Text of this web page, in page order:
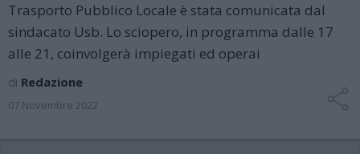
Trasporto Pubblico Locale è stata comunicata dal
sindacato Usb. Lo sciopero, in programma dalle 17
alle 21, coinvolgerà impiegati ed operai
di Redazione
07 Novembre 2022